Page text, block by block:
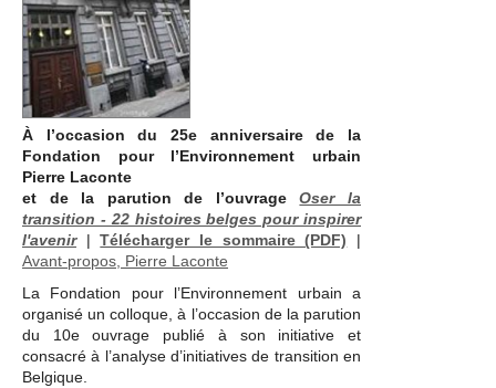
À l’occasion du 25e anniversaire de la
Fondation pour l’Environnement urbain
Pierre Laconte
et de la parution de l’ouvrage
Oser la
transition - 22 histoires belges pour inspirer
l'avenir|Télécharger le sommaire (PDF) |
Avant-propos, Pierre Laconte
La Fondation pour l’Environnement urbain a
organisé un colloque, à l’occasion de la parution
du 10e ouvrage publié à son initiative et
consacré à l’analyse d’initiatives de transition en
Belgique.